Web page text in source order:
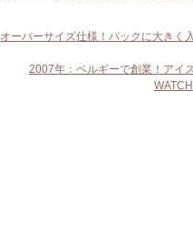
オーバーサイズ仕様！バックに大きく
2007年：ベルギーで創業！アイ